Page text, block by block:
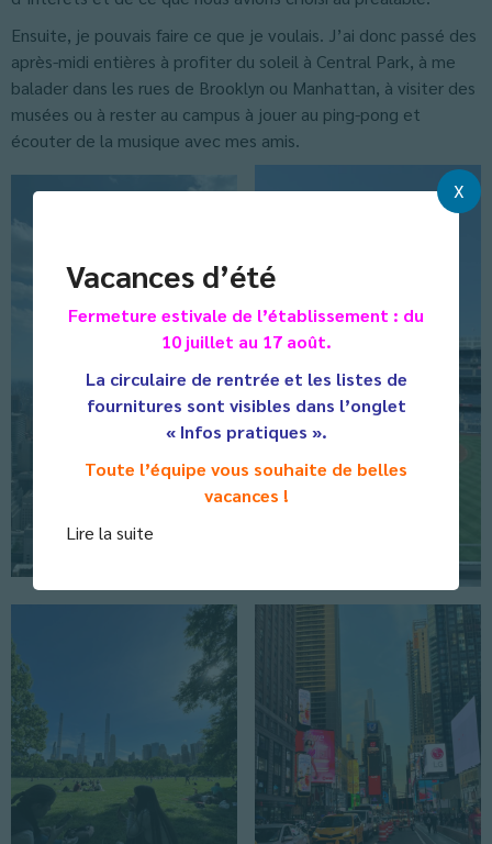
Vacances d’été
Fermeture estivale de l’établissement : du
10 juillet au 17 août.
La circulaire de rentrée et les listes de
fournitures sont visibles dans l’onglet
« Infos pratiques ».
Toute l’équipe vous souhaite de belles
vacances !
Lire la suite
X
Ensuite, je pouvais faire ce que je voulais. J’ai donc passé des
après-midi entières à profiter du soleil à Central Park, à me
balader dans les rues de Brooklyn ou Manhattan, à visiter des
musées ou à rester au campus à jouer au ping-pong et
écouter de la musique avec mes amis.